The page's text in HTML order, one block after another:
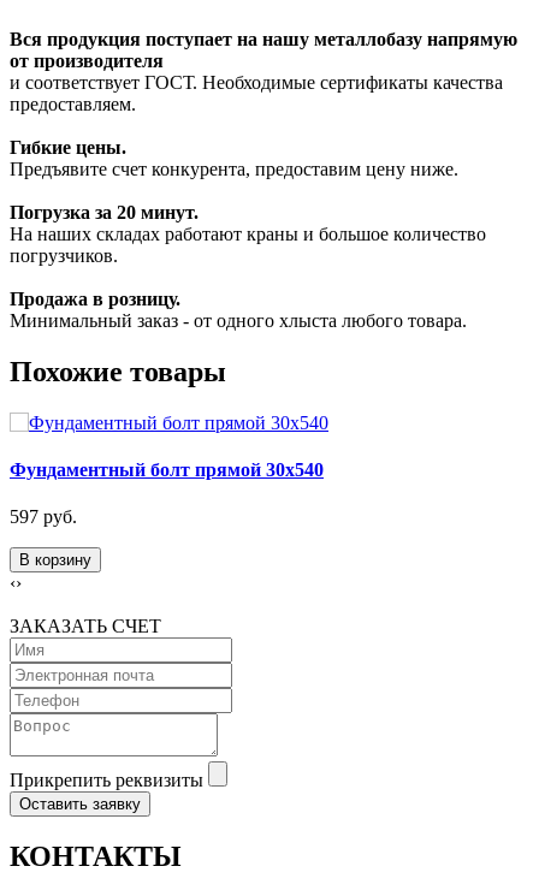
Вся продукция поступает на нашу металлобазу напрямую
от производителя
и соответствует ГОСТ. Необходимые сертификаты качества
предоставляем.
Гибкие цены.
Предъявите счет конкурента, предоставим цену ниже.
Погрузка за 20 минут.
На наших складах работают краны и большое количество
погрузчиков.
Продажа в розницу.
Минимальный заказ - от одного хлыста любого товара.
Похожие товары
Фундаментный болт прямой 30х540
597 руб.
В корзину
‹›
ЗАКАЗАТЬ СЧЕТ
Прикрепить реквизиты
Оставить заявку
КОНТАКТЫ